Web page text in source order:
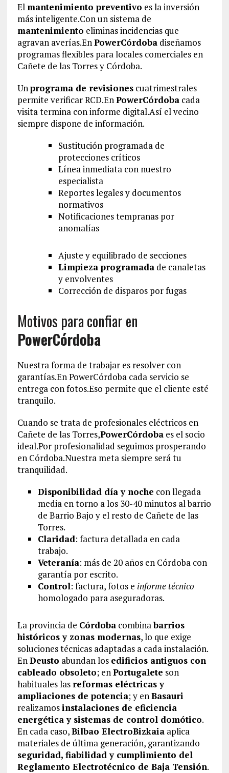
El mantenimiento preventivo es la inversión
más inteligente.Con un sistema de
mantenimiento eliminas incidencias que
agravan averías.En PowerCórdobadiseñamos
programas flexibles para locales comerciales en
Cañete de las Torres y Córdoba.
Un programa de revisionescuatrimestrales
permite verificar RCD.En PowerCórdobacada
visita termina con informe digital.Así el vecino
siempre dispone de información.
Sustitución programada de
protecciones críticos
Línea inmediata con nuestro
especialista
Reportes legales y documentos
normativos
Notificaciones tempranas por
anomalías
Ajuste y equilibrado de secciones
Limpieza programadade canaletas
y envolventes
Corrección de disparos por fugas
Motivos para confiar en
PowerCórdoba
Nuestra forma de trabajar es resolver con
garantías.En PowerCórdoba cada servicio se
entrega con fotos.Eso permite que el cliente esté
tranquilo.
Cuando se trata de profesionales eléctricos en
Cañete de las Torres,PowerCórdobaes el socio
ideal.Por profesionalidad seguimos prosperando
en Córdoba.Nuestra meta siempre será tu
tranquilidad.
Disponibilidad día y noche con llegada
media en torno a los 30-40 minutos al barrio
de Barrio Bajo y el resto de Cañete de las
Torres.
Claridad: factura detallada en cada
trabajo.
Veteranía: más de 20 años en Córdoba con
garantía por escrito.
Control: factura, fotos e informe técnico
homologado para aseguradoras.
La provincia de Córdobacombinabarrios
históricos y zonas modernas, lo que exige
soluciones técnicas adaptadas a cada instalación.
En Deusto abundan los edificios antiguos con
cableado obsoleto; en Portugalete son
habituales las reformas eléctricas y
ampliaciones de potencia; y en Basauri
realizamosinstalaciones de eficiencia
energética y sistemas de control domótico.
En cada caso,Bilbao ElectroBizkaiaaplica
materiales de última generación, garantizando
seguridad, fiabilidad y cumplimiento del
Reglamento Electrotécnico de Baja Tensión.